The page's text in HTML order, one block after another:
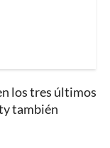
los tres últimos
también